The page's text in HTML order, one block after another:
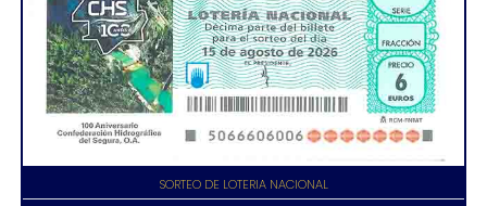
SORTEO DE LOTERIA NACIONAL